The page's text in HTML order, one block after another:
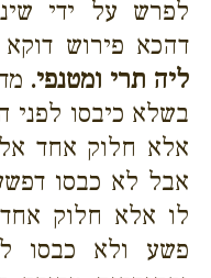
לפרש על ידי
דהכא פירוש
ליה תרי ומטנפי.
בשלא כיבסו לפני
אלא חלוק אחד
אבל לא כבסו
לו אלא חלוק
פשע ולא כבסו